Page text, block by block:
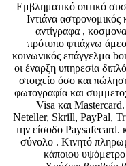
Εμβληματικό οπτικό
Ιντιάνα
αντίγραφα ,
πρότυπο φτιάχνω
κοινωνικός επάγγελμα
οι έναρξη υπηρεσία
στοιχείο όσο και
φωτογραφία και
Visa και
Neteller, Skrill, PayPal,
την είσοδο Paysafecard.
σύνολο . Κινητό
κάποιου